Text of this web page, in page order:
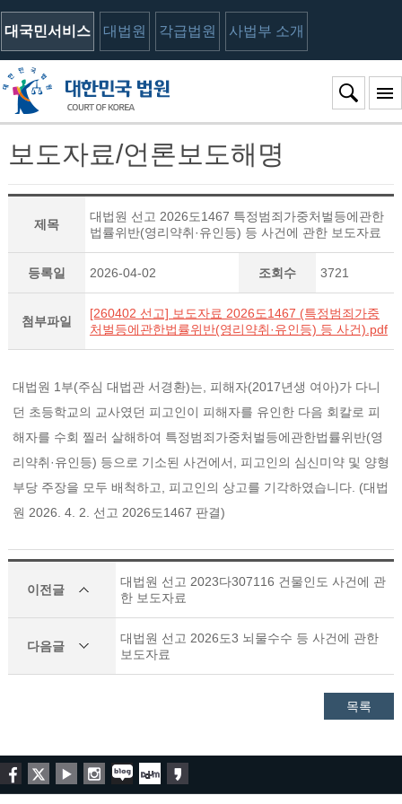
대국민서비스 대법원 각급법원 사법부 소개
보도자료/언론보도해명
제목
대법원 선고 2026도1467 특정범죄가중처벌등에관한
법률위반(영리약취·유인등) 등 사건에 관한 보도자료
등록일 2026-04-02 조회수 3721
첨부파일
[260402 선고] 보도자료 2026도1467 (특정범죄가중
처벌등에관한법률위반(영리약취·유인등) 등 사건).pdf
대법원 1부(주심 대법관 서경환)는, 피해자(2017년생 여아)가 다니
던 초등학교의 교사였던 피고인이 피해자를 유인한 다음 회칼로 피
해자를 수회 찔러 살해하여 특정범죄가중처벌등에관한법률위반(영
리약취·유인등) 등으로 기소된 사건에서, 피고인의 심신미약 및 양형
부당 주장을 모두 배척하고, 피고인의 상고를 기각하였습니다. (대법
원 2026. 4. 2. 선고 2026도1467 판결)
이전글
대법원 선고 2023다307116 건물인도 사건에 관
한 보도자료
다음글
대법원 선고 2026도3 뇌물수수 등 사건에 관한
보도자료
목록